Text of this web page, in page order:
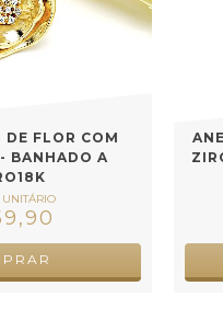
FLOR COM
BANHADO A